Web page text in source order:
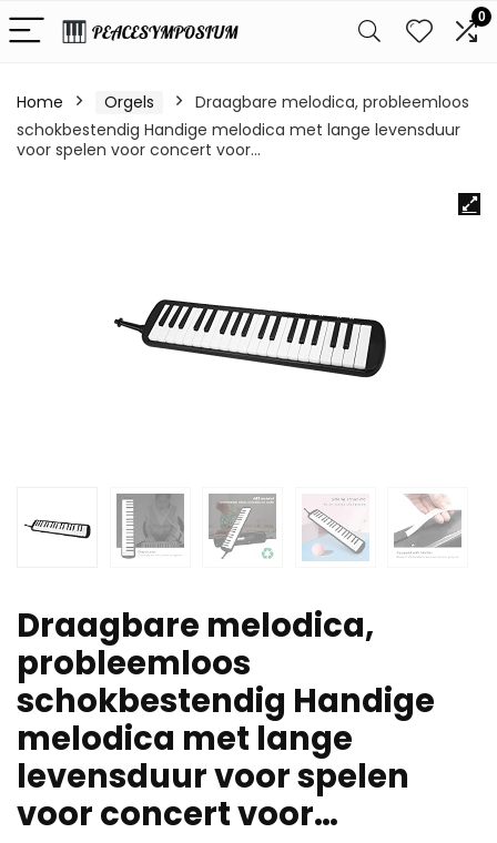
0
Home Orgels
Draagbare melodica, probleemloos
schokbestendig Handige melodica met lange levensduur
voor spelen voor concert voor…
Draagbare melodica,
probleemloos
schokbestendig Handige
melodica met lange
levensduur voor spelen
voor concert voor…